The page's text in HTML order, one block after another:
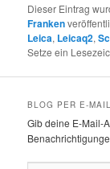
Dieser Eintrag
Franken
Leica, Leicaq2,
Setze ein
BLOG PER E-
Gib deine E-Mail-